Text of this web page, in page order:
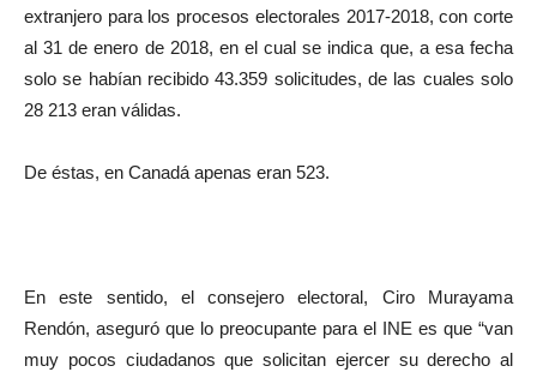
extranjero para los procesos electorales 2017-2018, con corte
al 31 de enero de 2018, en el cual se indica que, a esa fecha
solo se habían recibido 43.359 solicitudes, de las cuales solo
28 213 eran válidas.
De éstas, en Canadá apenas eran 523.
En este sentido, el consejero electoral, Ciro Murayama
Rendón, aseguró que lo preocupante para el INE es que “van
muy pocos ciudadanos que solicitan ejercer su derecho al